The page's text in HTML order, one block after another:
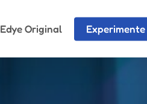
Edye Original